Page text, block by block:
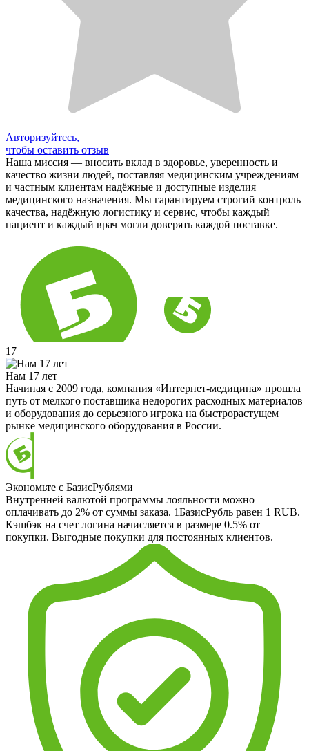
Авторизуйтесь,
чтобы оставить отзыв
Наша миссия — вносить вклад в здоровье, уверенность и
качество жизни людей, поставляя медицинским учреждениям
и частным клиентам надёжные и доступные изделия
медицинского назначения. Мы гарантируем строгий контроль
качества, надёжную логистику и сервис, чтобы каждый
пациент и каждый врач могли доверять каждой поставке.
17
Нам 17 лет
Начиная с 2009 года, компания «Интернет-медицина» прошла
путь от мелкого поставщика недорогих расходных материалов
и оборудования до серьезного игрока на быстрорастущем
рынке медицинского оборудования в России.
Экономьте с БазисРублями
Внутренней валютой программы лояльности можно
оплачивать до 2% от суммы заказа. 1БазисРубль равен 1 RUB.
Кэшбэк на счет логина начисляется в размере 0.5% от
покупки. Выгодные покупки для постоянных клиентов.